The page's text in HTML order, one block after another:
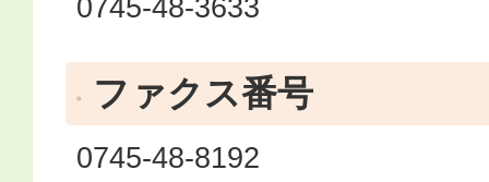
ファクス番号
0745-48-8192